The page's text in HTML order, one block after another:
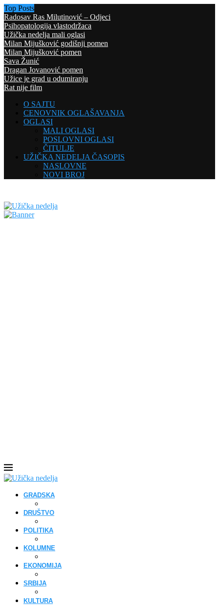
Top Posts
Radosav Ras Milutinović – Odjeci
Psihopatologija vlastodržaca
Užička nedelja mali oglasi
Milan Mijušković godišnji pomen
Milan Mijušković pomen
Sava Žunić
Dragan Jovanović pomen
Užice je grad u odumiranju
Rat nije film
O SAJTU
CENOVNIK OGLAŠAVANJA
OGLASI
MALI OGLASI
POSLOVNI OGLASI
ČITULJE
UŽIČKA NEDELJA ČASOPIS
NASLOVNE
NOVI BROJ
GRADSKA
DRUŠTVO
POLITIKA
KOLUMNE
EKONOMIJA
SRBIJA
KULTURA